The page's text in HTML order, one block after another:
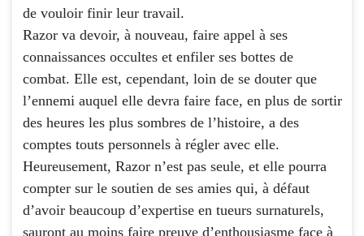
de vouloir finir leur travail.
Razor va devoir, à nouveau, faire appel à ses
connaissances occultes et enfiler ses bottes de
combat. Elle est, cependant, loin de se douter que
l’ennemi auquel elle devra faire face, en plus de sortir
des heures les plus sombres de l’histoire, a des
comptes touts personnels à régler avec elle.
Heureusement, Razor n’est pas seule, et elle pourra
compter sur le soutien de ses amies qui, à défaut
d’avoir beaucoup d’expertise en tueurs surnaturels,
sauront au moins faire preuve d’enthousiasme face à